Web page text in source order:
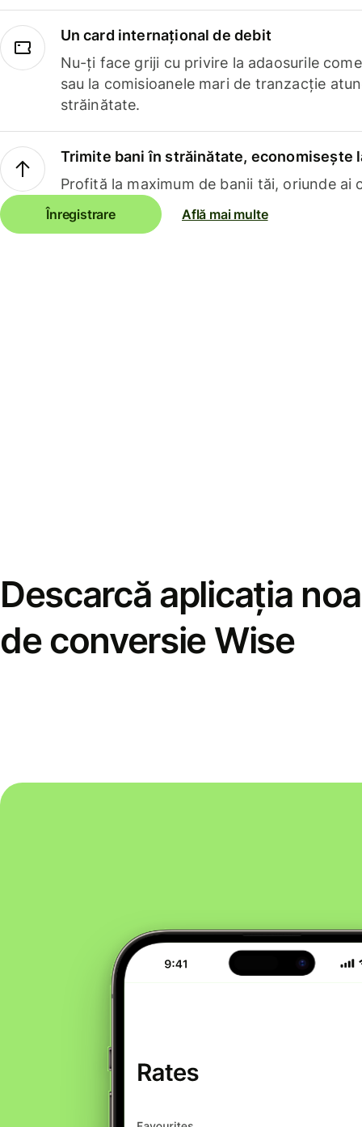
Un card internațional de debit
Nu-ți face griji cu privire la adaosurile
sau la comisioanele mari de tranzacție
străinătate.
Trimite bani în străinătate, economisește
Profită la maximum de banii tăi, oriunde ai
Înregistrare Află mai multe
Descarcă aplicația
de conversie Wise